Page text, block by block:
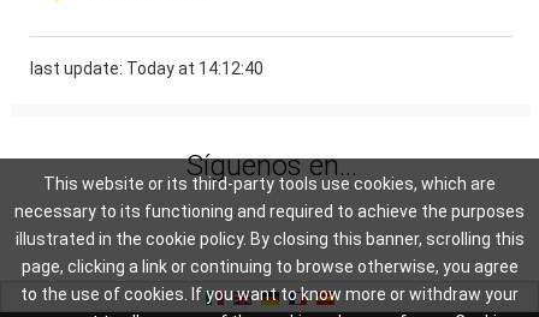
last update: Today at 14:12:40
Síguenos en...
This website or its third-party tools use cookies, which are
necessary to its functioning and required to achieve the purposes
illustrated in the cookie policy. By closing this banner, scrolling this
page, clicking a link or continuing to browse otherwise, you agree
to the use of cookies. If you want to know more or withdraw your